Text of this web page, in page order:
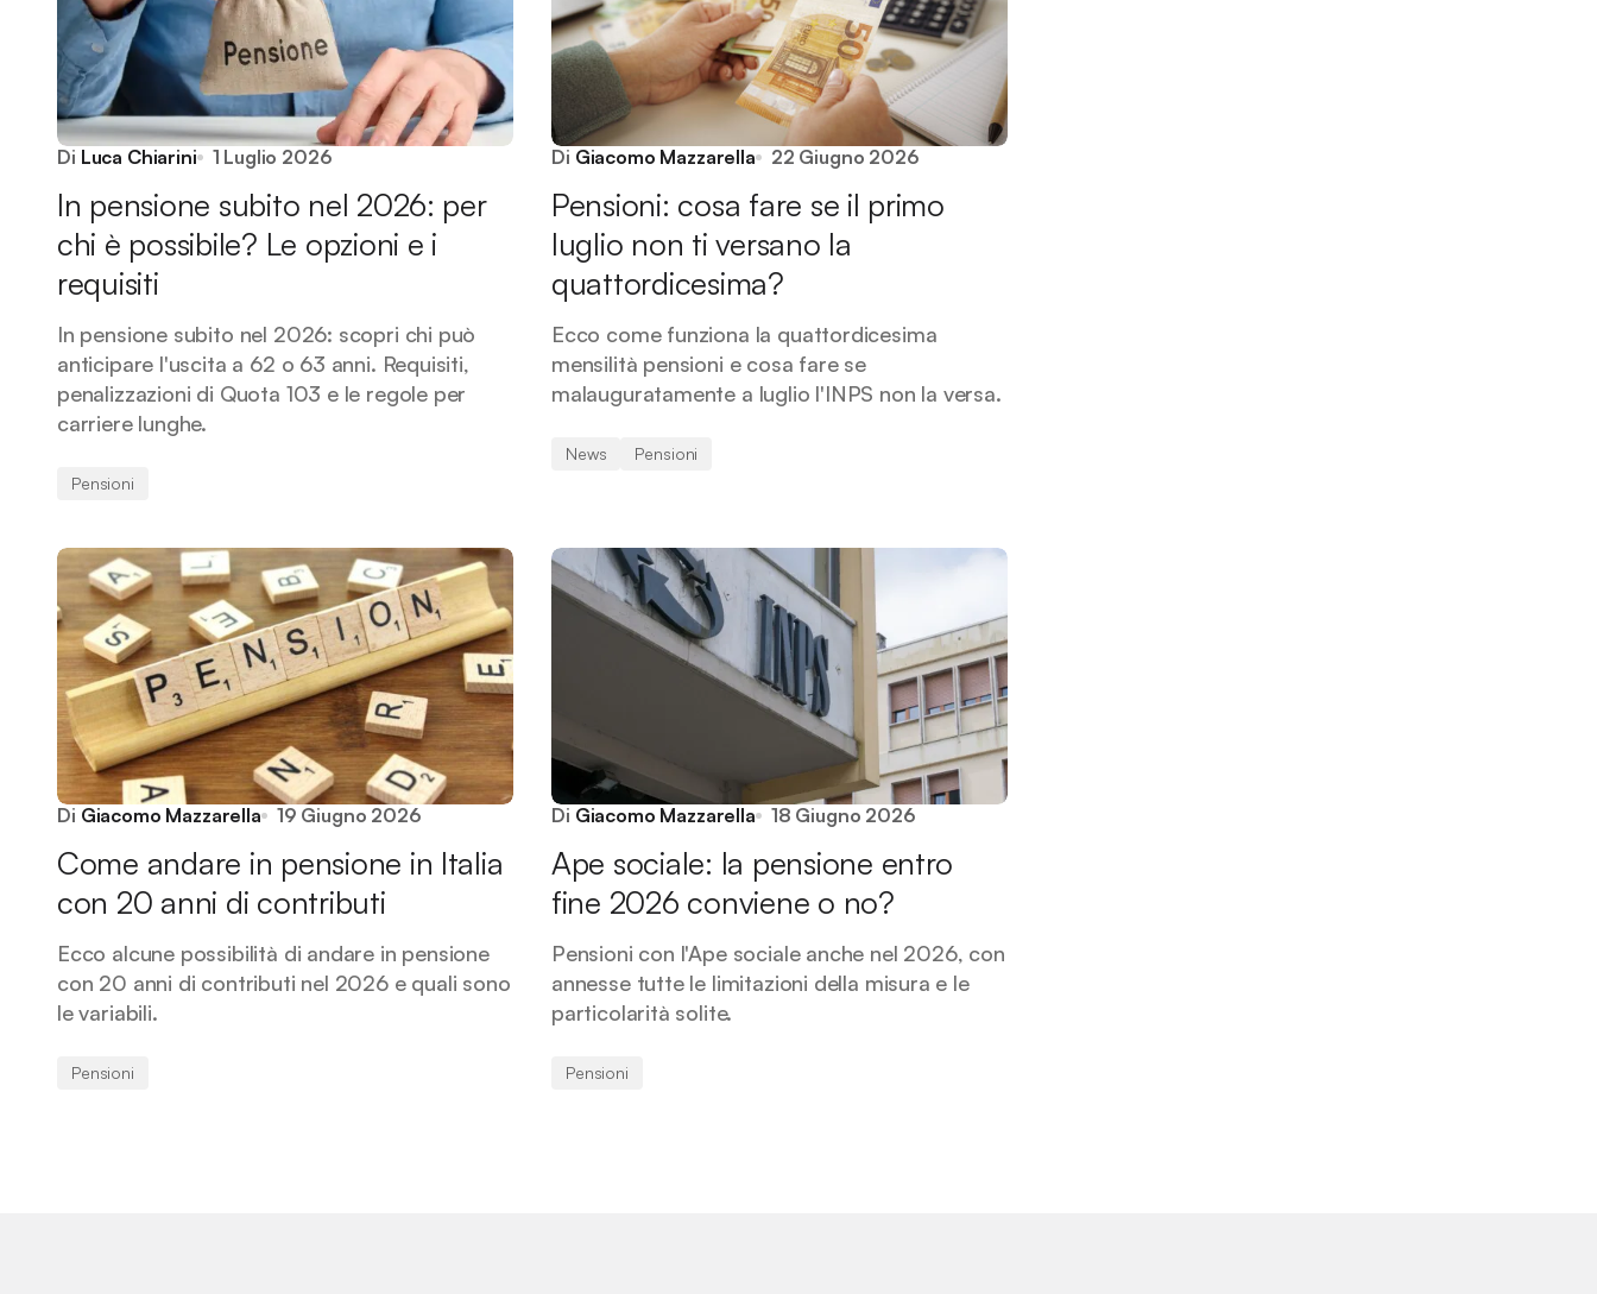
Di Luca Chiarini 1 Luglio 2026
In pensione subito nel 2026: per
chi è possibile? Le opzioni e i
requisiti
In pensione subito nel 2026: scopri chi può
anticipare l'uscita a 62 o 63 anni. Requisiti,
penalizzazioni di Quota 103 e le regole per
carriere lunghe.
Pensioni
Di Giacomo Mazzarella 22 Giugno 2026
Pensioni: cosa fare se il primo
luglio non ti versano la
quattordicesima?
Ecco come funziona la quattordicesima
mensilità pensioni e cosa fare se
malauguratamente a luglio l'INPS non la versa.
News Pensioni
Di Giacomo Mazzarella 19 Giugno 2026
Come andare in pensione in Italia
con 20 anni di contributi
Ecco alcune possibilità di andare in pensione
con 20 anni di contributi nel 2026 e quali sono
le variabili.
Pensioni
Di Giacomo Mazzarella 18 Giugno 2026
Ape sociale: la pensione entro
fine 2026 conviene o no?
Pensioni con l'Ape sociale anche nel 2026, con
annesse tutte le limitazioni della misura e le
particolarità solite.
Pensioni